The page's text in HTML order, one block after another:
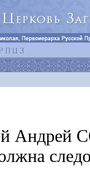
Андрей